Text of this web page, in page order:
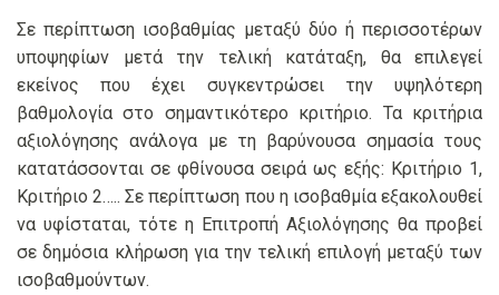
Σε περίπτωση ισοβαθμίας μεταξύ δύο ή περισσοτέρων
υποψηφίων μετά την τελική κατάταξη, θα επιλεγεί
εκείνος που έχει συγκεντρώσει την υψηλότερη
βαθμολογία στο σημαντικότερο κριτήριο. Τα κριτήρια
αξιολόγησης ανάλογα με τη βαρύνουσα σημασία τους
κατατάσσονται σε φθίνουσα σειρά ως εξής: Κριτήριο 1,
Κριτήριο 2….. Σε περίπτωση που η ισοβαθμία εξακολουθεί
να υφίσταται, τότε η Επιτροπή Αξιολόγησης θα προβεί
σε δημόσια κλήρωση για την τελική επιλογή μεταξύ των
ισοβαθμούντων.